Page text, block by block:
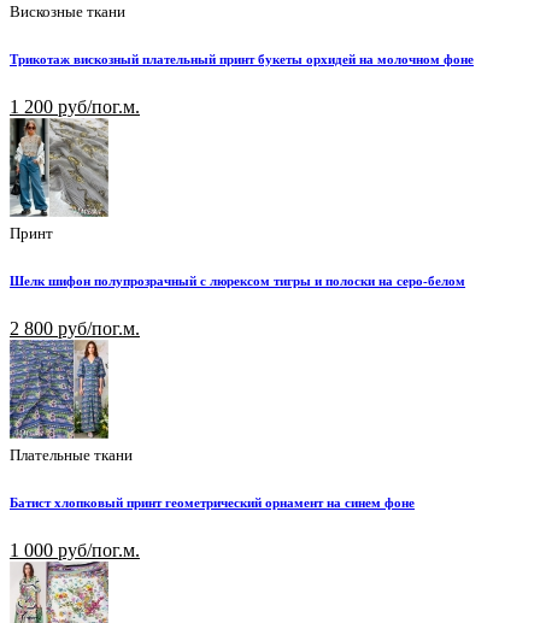
Вискозные ткани
Трикотаж вискозный плательный принт букеты орхидей на молочном фоне
1 200 руб/пог.м.
Принт
Шелк шифон полупрозрачный с люрексом тигры и полоски на серо-белом
2 800 руб/пог.м.
Плательные ткани
Батист хлопковый принт геометрический орнамент на синем фоне
1 000 руб/пог.м.